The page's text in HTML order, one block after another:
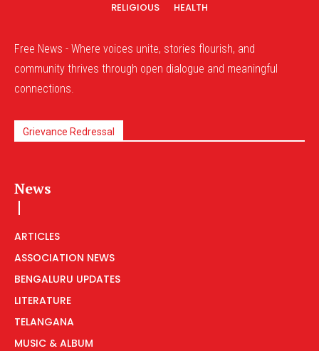
RELIGIOUS
HEALTH
Free News - Where voices unite, stories flourish, and
community thrives through open dialogue and meaningful
connections.
Grievance Redressal
News
ARTICLES
ASSOCIATION NEWS
BENGALURU UPDATES
LITERATURE
TELANGANA
MUSIC & ALBUM